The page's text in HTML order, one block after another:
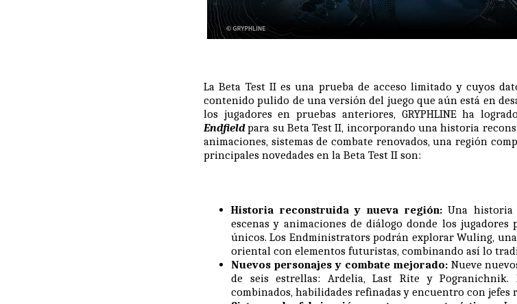
La Beta Test II es una prueba de acceso limitado y cuyos
contenido pulido de una versión del juego que aún está en
los jugadores en pruebas anteriores, GRYPHLINE ha
Endfieldpara su Beta Test II, incorporando una historia
animaciones, sistemas de combate renovados, una región
principales novedades en la Beta Test II son:
Historia reconstruida y nueva región:Una historia
escenas y animaciones de diálogo donde los
únicos. Los Endministrators podrán explorar Wuling,
oriental con elementos futuristas, combinando así lo
Nuevos personajes y combate mejorado:Nueve
de seis estrellas: Ardelia, Last Rite y Pogranichnik.
combinados, habilidades refinadas y encuentro con jefes